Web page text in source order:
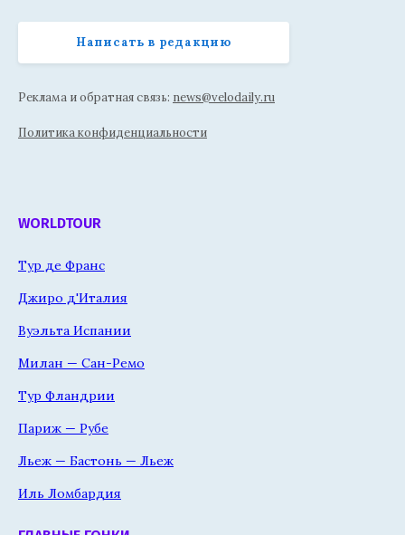
Написать в редакцию
Реклама и обратная связь: news@velodaily.ru
Политика конфиденциальности
WORLDTOUR
Тур де Франс
Джиро д'Италия
Вуэльта Испании
Милан — Сан-Ремо
Тур Фландрии
Париж — Рубе
Льеж — Бастонь — Льеж
Иль Ломбардия